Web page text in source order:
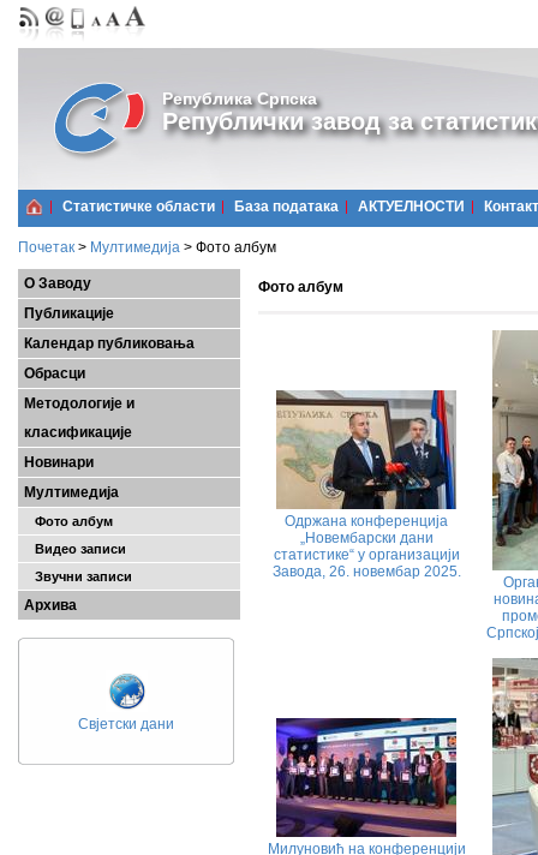
Република Српска
Републички завод за
Статистичке области Базa података АКТУЕЛНОСТИ Контакт
Почетак > Мултимедија > Фото албум
О Заводу
Публикације
Календар публиковања
Обрасци
Методологије и
класификације
Новинари
Мултимедија
Фото албум
Видео записи
Звучни записи
Архива
Свјетски дани
Фото албум
Одржана конференција
„Новембарски дани
статистике“ у организацији
Завода, 26. новембар 2025.
Милуновић на конференцији